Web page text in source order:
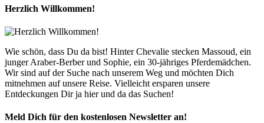
Herzlich Willkommen!
Wie schön, dass Du da bist! Hinter Chevalie stecken Massoud, ein
junger Araber-Berber und Sophie, ein 30-jähriges Pferdemädchen.
Wir sind auf der Suche nach unserem Weg und möchten Dich
mitnehmen auf unsere Reise. Vielleicht ersparen unsere
Entdeckungen Dir ja hier und da das Suchen!
Meld Dich für den kostenlosen Newsletter an!